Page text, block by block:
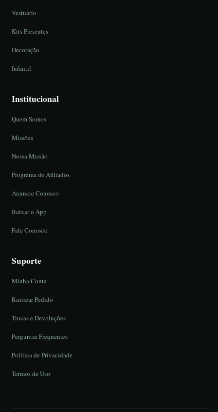
Vestuário
Kits Presentes
Decoração
Infantil
Institucional
Quem Somos
Missões
Nossa Missão
Programa de Afiliados
Anuncie Conosco
Baixar o App
Fale Conosco
Suporte
Minha Conta
Rastrear Pedido
Trocas e Devoluções
Perguntas Frequentes
Política de Privacidade
Termos de Uso